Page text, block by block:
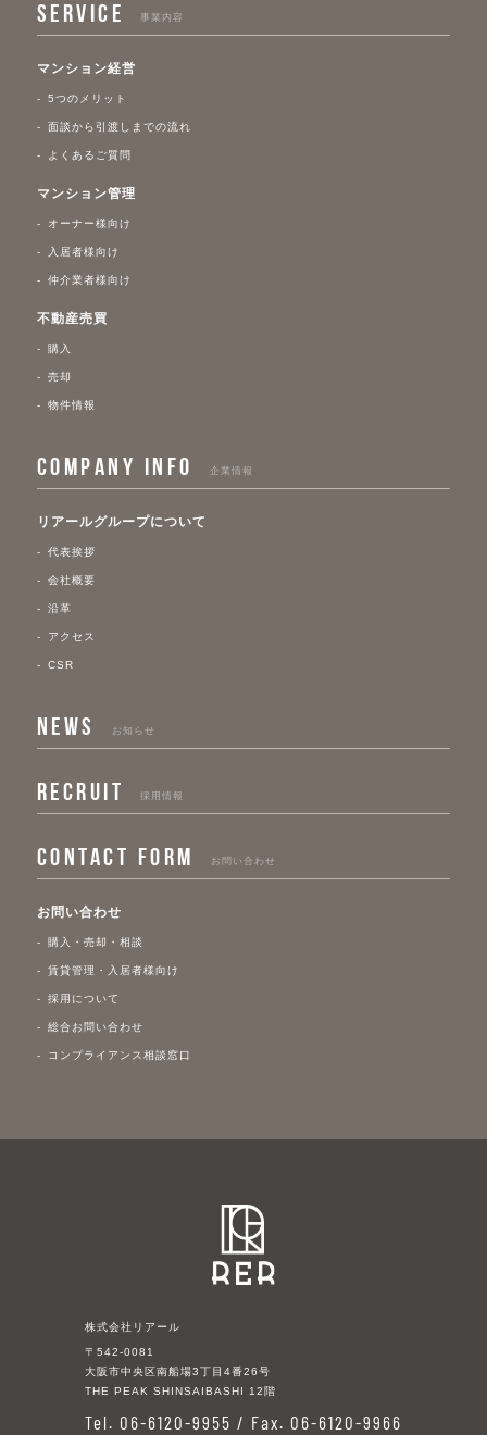
SERVICE 事業内容
マンション経営
5つのメリット
面談から引渡しまでの流れ
よくあるご質問
マンション管理
オーナー様向け
入居者様向け
仲介業者様向け
不動産売買
購入
売却
物件情報
COMPANY INFO 企業情報
リアールグループについて
代表挨拶
会社概要
沿革
アクセス
CSR
NEWS お知らせ
RECRUIT 採用情報
CONTACT FORM お問い合わせ
お問い合わせ
購入・売却・相談
賃貸管理・入居者様向け
採用について
総合お問い合わせ
コンプライアンス相談窓口
株式会社リアール
〒542-0081
大阪市中央区南船場3丁目4番26号
THE PEAK SHINSAIBASHI 12階
Tel. 06-6120-9955 / Fax. 06-6120-9966